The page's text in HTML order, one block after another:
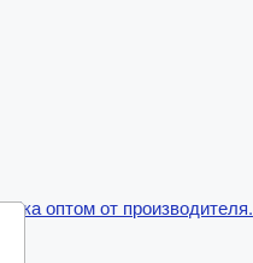
оптом от производителя.